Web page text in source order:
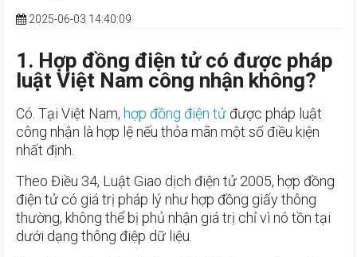
2025-06-03 14:40:09
1. Hợp đồng điện tử có được pháp
luật Việt Nam công nhận không?
Có. Tại Việt Nam, hợp đồng điện tử được pháp luật
công nhận là hợp lệ nếu thỏa mãn một số điều kiện
nhất định.
Theo Điều 34, Luật Giao dịch điện tử 2005, hợp đồng
điện tử có giá trị pháp lý như hợp đồng giấy thông
thường, không thể bị phủ nhận giá trị chỉ vì nó tồn tại
dưới dạng thông điệp dữ liệu.